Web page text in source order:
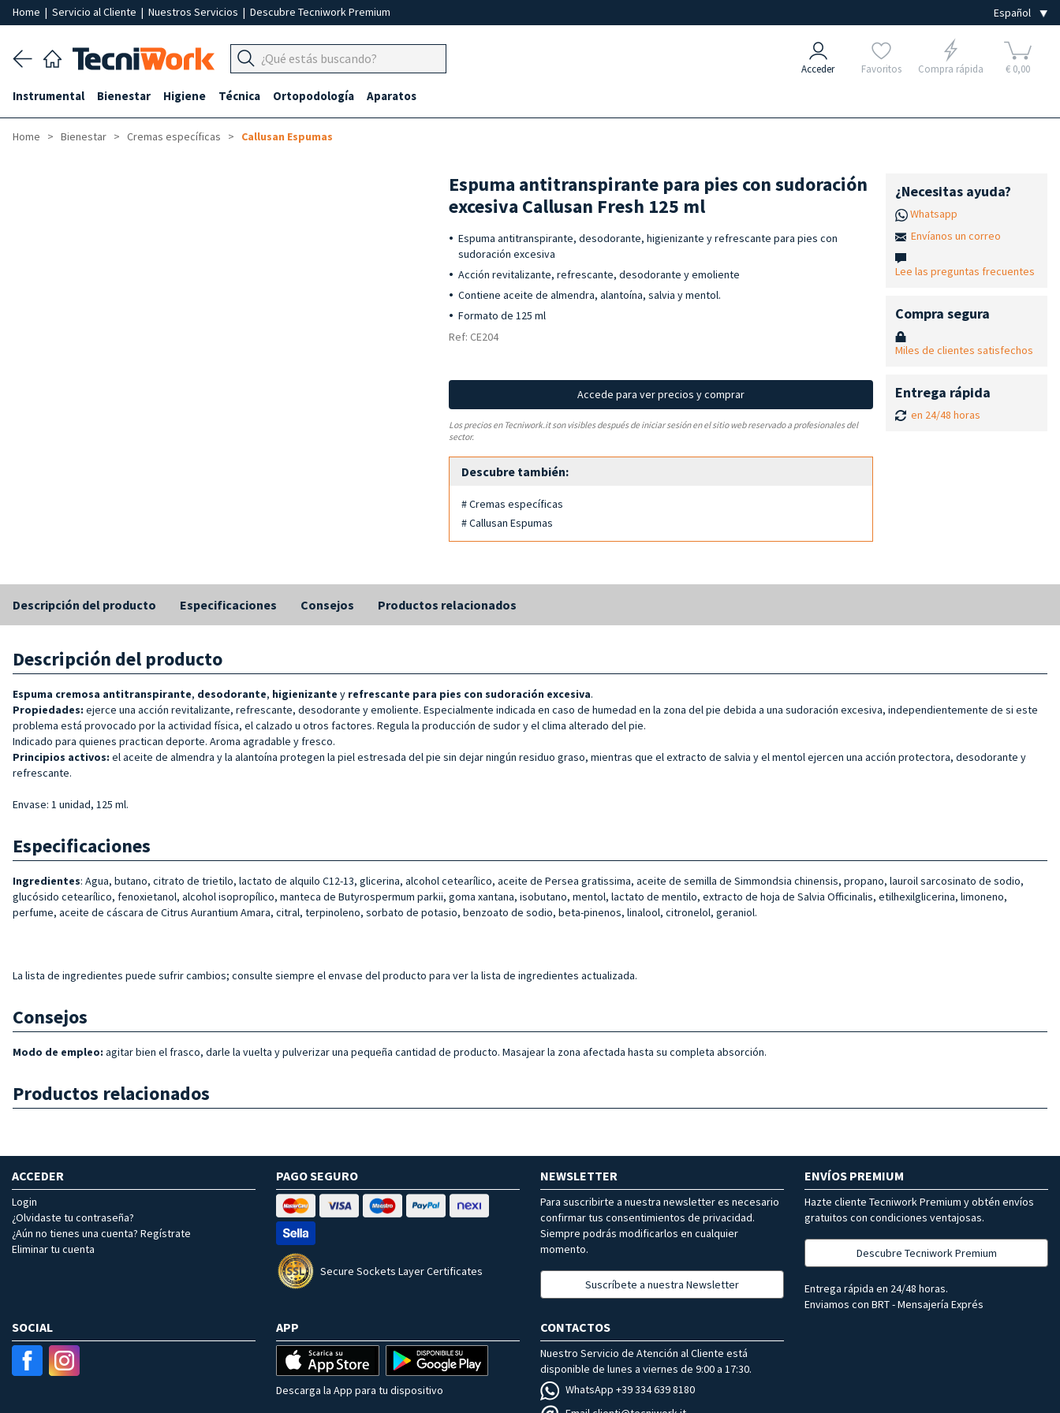
Home | Servicio al Cliente | Nuestros Servicios | Descubre Tecniwork Premium
Acceder Favoritos Compra rápida € 0,00
Instrumental Bienestar Higiene Técnica Ortopodología Aparatos
Home Bienestar Cremas específicas Callusan Espumas
Espuma antitranspirante para pies con sudoración
excesiva Callusan Fresh 125 ml
Espuma antitranspirante, desodorante, higienizante y refrescante para pies con
sudoración excesiva
Acción revitalizante, refrescante, desodorante y emoliente
Contiene aceite de almendra, alantoína, salvia y mentol.
Formato de 125 ml
Ref: CE204
Accede para ver precios y comprar
Los precios en Tecniwork.it son visibles después de iniciar sesión en el sitio web reservado a profesionales del
sector.
Descubre también:
# Cremas específicas
# Callusan Espumas
¿Necesitas ayuda?
Whatsapp
Envíanos un correo
Lee las preguntas frecuentes
Compra segura
Miles de clientes satisfechos
Entrega rápida
en 24/48 horas
Descripción del producto Especificaciones Consejos Productos relacionados
Descripción del producto
Espuma cremosa antitranspirante, desodorante, higienizante y refrescante para pies con sudoración excesiva.
Propiedades: ejerce una acción revitalizante, refrescante, desodorante y emoliente. Especialmente indicada en caso de humedad en la zona del pie debida a una sudoración excesiva, independientemente de si este
problema está provocado por la actividad física, el calzado u otros factores. Regula la producción de sudor y el clima alterado del pie.
Indicado para quienes practican deporte. Aroma agradable y fresco.
Principios activos: el aceite de almendra y la alantoína protegen la piel estresada del pie sin dejar ningún residuo graso, mientras que el extracto de salvia y el mentol ejercen una acción protectora, desodorante y
refrescante.
Envase: 1 unidad, 125 ml.
Especificaciones
Ingredientes: Agua, butano, citrato de trietilo, lactato de alquilo C12-13, glicerina, alcohol cetearílico, aceite de Persea gratissima, aceite de semilla de Simmondsia chinensis, propano, lauroil sarcosinato de sodio,
glucósido cetearílico, fenoxietanol, alcohol isopropílico, manteca de Butyrospermum parkii, goma xantana, isobutano, mentol, lactato de mentilo, extracto de hoja de Salvia Officinalis, etilhexilglicerina, limoneno,
perfume, aceite de cáscara de Citrus Aurantium Amara, citral, terpinoleno, sorbato de potasio, benzoato de sodio, beta-pinenos, linalool, citronelol, geraniol.
La lista de ingredientes puede sufrir cambios; consulte siempre el envase del producto para ver la lista de ingredientes actualizada.
Consejos
Modo de empleo: agitar bien el frasco, darle la vuelta y pulverizar una pequeña cantidad de producto. Masajear la zona afectada hasta su completa absorción.
Productos relacionados
ACCEDER
Login
¿Olvidaste tu contraseña?
¿Aún no tienes una cuenta? Regístrate
Eliminar tu cuenta
PAGO SEGURO
Secure Sockets Layer Certificates
NEWSLETTER
Para suscribirte a nuestra newsletter es necesario
confirmar tus consentimientos de privacidad.
Siempre podrás modificarlos en cualquier
momento.
Suscríbete a nuestra Newsletter
ENVÍOS PREMIUM
Hazte cliente Tecniwork Premium y obtén envíos
gratuitos con condiciones ventajosas.
Descubre Tecniwork Premium
Entrega rápida en 24/48 horas.
Enviamos con BRT - Mensajería Exprés
SOCIAL APP
Descarga la App para tu dispositivo
CONTACTOS
Nuestro Servicio de Atención al Cliente está
disponible de lunes a viernes de 9:00 a 17:30.
WhatsApp +39 334 639 8180